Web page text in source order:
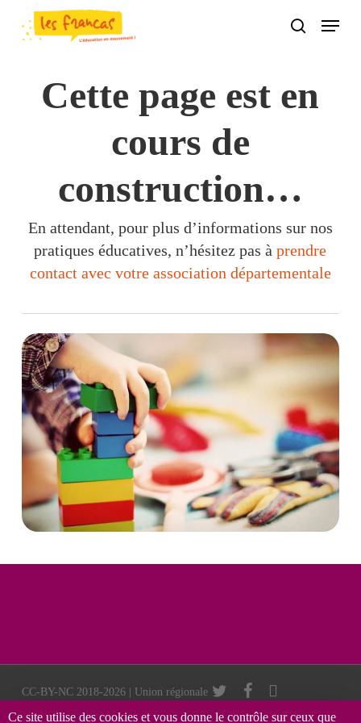
main
search
Menu
Cette page est en
cours de
construction…
En attendant, pour plus d’informations sur nos
pratiques éducatives, n’hésitez pas àprendre
contact avec votre association départementale
CC-BY-NC 2018-2026 | Union régionale
des Francas Auvergne Rhône-Alpes |
twitter facebookvimeo
Panneau de gestion des cookies
Ce site utilise des cookies et vous donne le contrôle sur ceux que